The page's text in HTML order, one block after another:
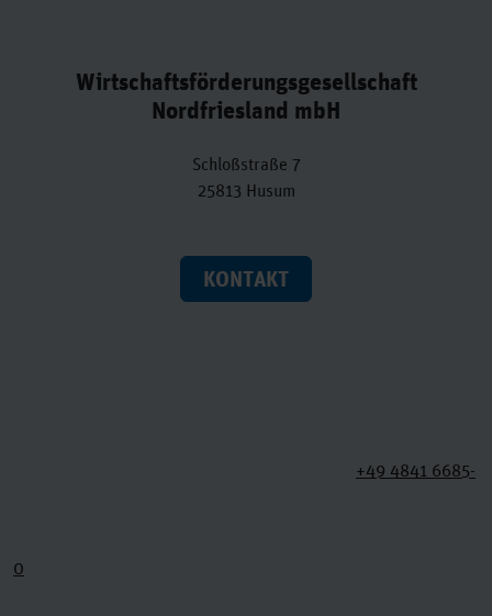
Wirtschaftsförderungsgesellschaft
Nordfriesland mbH
Schloßstraße 7
25813 Husum
KONTAKT
+49 4841 6685-
0